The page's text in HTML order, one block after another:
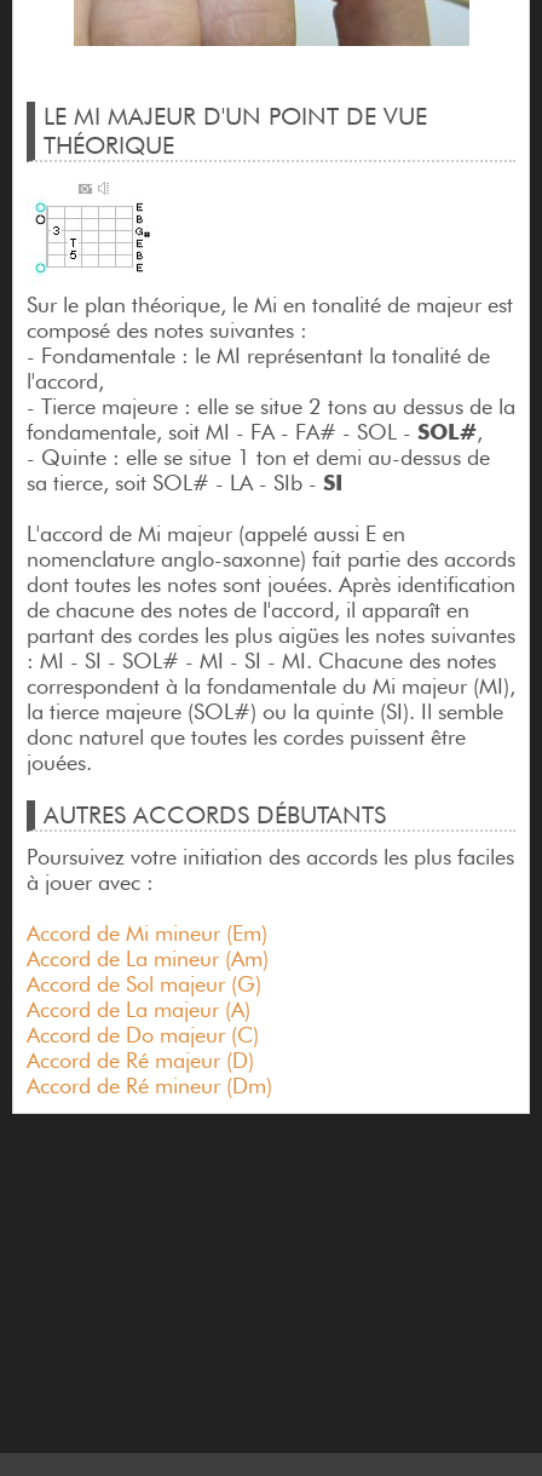
LE MI MAJEUR D'UN POINT DE VUE
THÉORIQUE
Sur le plan théorique, le Mi en tonalité de majeur est
composé des notes suivantes :
- Fondamentale : le MI représentant la tonalité de
l'accord,
- Tierce majeure : elle se situe 2 tons au dessus de la
fondamentale, soit MI - FA - FA# - SOL - SOL#,
- Quinte : elle se situe 1 ton et demi au-dessus de
sa tierce, soit SOL# - LA - SIb - SI
L'accord de Mi majeur (appelé aussi E en
nomenclature anglo-saxonne) fait partie des accords
dont toutes les notes sont jouées. Après identification
de chacune des notes de l'accord, il apparaît en
partant des cordes les plus aigües les notes suivantes
: MI - SI - SOL# - MI - SI - MI. Chacune des notes
correspondent à la fondamentale du Mi majeur (MI),
la tierce majeure (SOL#) ou la quinte (SI). Il semble
donc naturel que toutes les cordes puissent être
jouées.
AUTRES ACCORDS DÉBUTANTS
Poursuivez votre initiation des accords les plus faciles
à jouer avec :
Accord de Mi mineur (Em)
Accord de La mineur (Am)
Accord de Sol majeur (G)
Accord de La majeur (A)
Accord de Do majeur (C)
Accord de Ré majeur (D)
Accord de Ré mineur (Dm)